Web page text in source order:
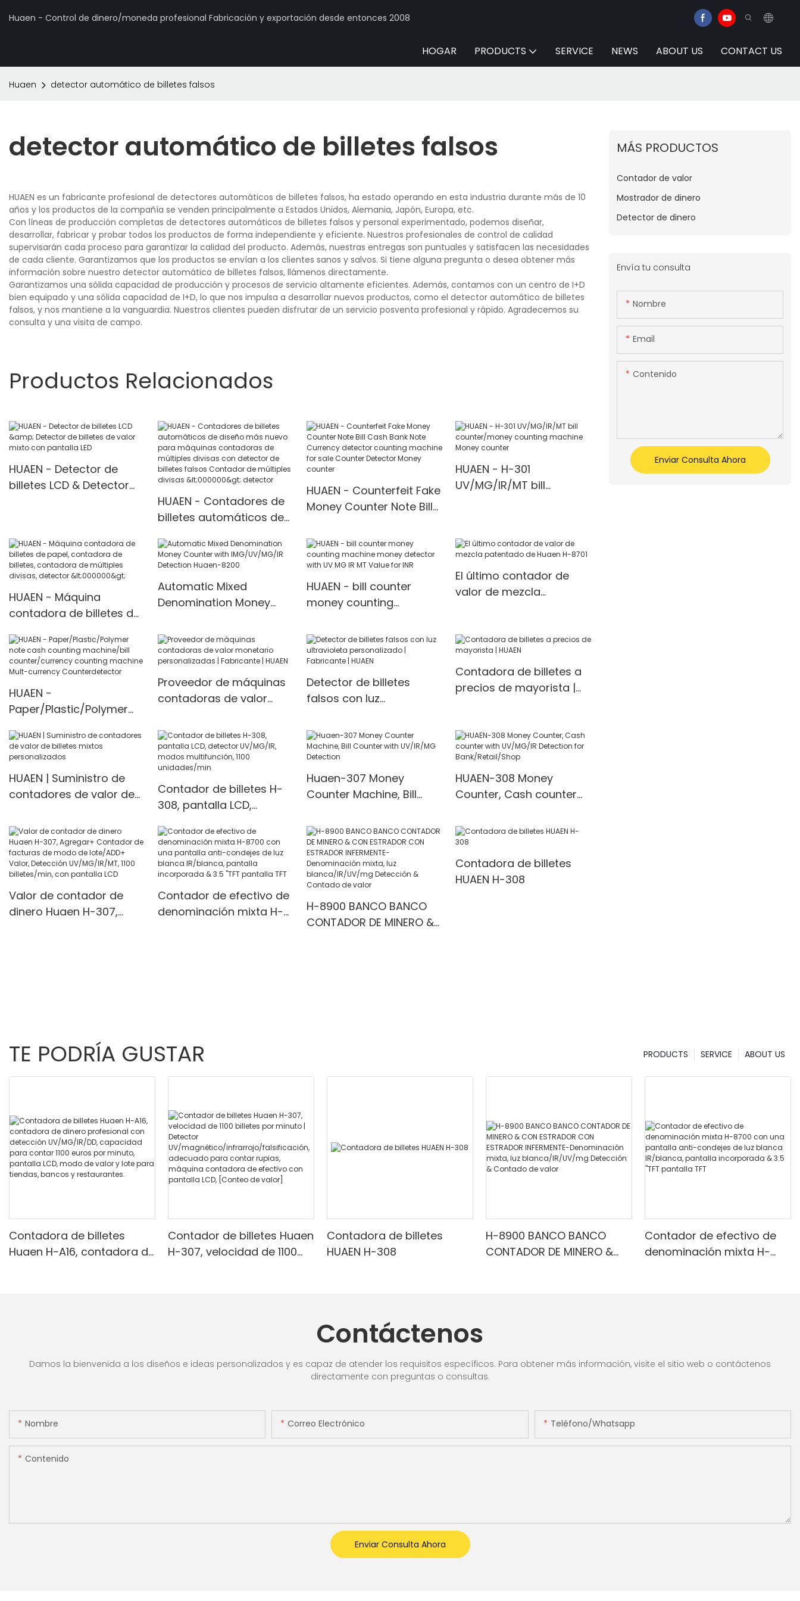
Huaen - Control de dinero/moneda profesional Fabricación y exportación desde entonces 2008
HOGAR PRODUCTS SERVICE NEWS ABOUT US CONTACT US
Huaen detector automático de billetes falsos
detector automático de billetes falsos
HUAEN es un fabricante profesional de detectores automáticos de billetes falsos, ha estado operando en esta industria durante más de 10
años y los productos de la compañía se venden principalmente a Estados Unidos, Alemania, Japón, Europa, etc.
Con líneas de producción completas de detectores automáticos de billetes falsos y personal experimentado, podemos diseñar,
desarrollar, fabricar y probar todos los productos de forma independiente y eficiente. Nuestros profesionales de control de calidad
supervisarán cada proceso para garantizar la calidad del producto. Además, nuestras entregas son puntuales y satisfacen las necesidades
de cada cliente. Garantizamos que los productos se envían a los clientes sanos y salvos. Si tiene alguna pregunta o desea obtener más
información sobre nuestro detector automático de billetes falsos, llámenos directamente.
Garantizamos una sólida capacidad de producción y procesos de servicio altamente eficientes. Además, contamos con un centro de I+D
bien equipado y una sólida capacidad de I+D, lo que nos impulsa a desarrollar nuevos productos, como el detector automático de billetes
falsos, y nos mantiene a la vanguardia. Nuestros clientes pueden disfrutar de un servicio posventa profesional y rápido. Agradecemos su
consulta y una visita de campo.
Productos Relacionados
HUAEN - Detector de
billetes LCD & Detector
HUAEN - Contadores de
billetes automáticos de
máquinas contadoras
de múltiples divisas con
detector de billetes
falsos Contador de
HUAEN - Counterfeit Fake
Money Counter Note Bill
Currency detector
counting machine for
sale Counter Detector
Money counter
HUAEN - H-301
UV/MG/IR/MT bill
HUAEN - Máquina
contadora de billetes de
billetes, contadora de
múltiples divisas,
detector <000000>
Automatic Mixed
Denomination Money
IMG/UV/MG/IR Detection
Huaen-8200
HUAEN - bill counter
money counting
with UV MG IR MT Value
for INR
El último contador de
valor de mezcla
HUAEN -
Paper/Plastic/Polymer
machine/bill
counter/currency
counting machine Mult-
currency
Proveedor de máquinas
contadoras de valor
personalizadas |
Fabricante | HUAEN
Detector de billetes
falsos con luz
personalizado |
Fabricante | HUAEN
Contadora de billetes a
precios de mayorista |
HUAEN | Suministro de
contadores de valor de
personalizados
Contador de billetes H-
308, pantalla LCD,
modos multifunción, 1100
unidades/min
Huaen-307 Money
Counter Machine, Bill
Detection
HUAEN-308 Money
Counter, Cash counter
for Bank/Retail/Shop
Valor de contador de
dinero Huaen H-307,
Contador de efectivo de
denominación mixta H-
H-8900 BANCO BANCO
CONTADOR DE MINERO &
Contadora de billetes
HUAEN H-308
MÁS PRODUCTOS
Contador de valor
Mostrador de dinero
Detector de dinero
Envía tu consulta
Nombre
Email
Contenido
Enviar Consulta Ahora
TE PODRÍA GUSTAR ABOUT US
SERVICE
PRODUCTS
Contadora de billetes
Huaen H-A16, contadora de
bancos y restaurantes.
Contador de billetes Huaen
H-307, velocidad de 1100
efectivo con pantalla LCD,
Contadora de billetes
HUAEN H-308
H-8900 BANCO BANCO
CONTADOR DE MINERO &
Contador de efectivo de
denominación mixta H-
Contáctenos
Damos la bienvenida a los diseños e ideas personalizados y es capaz de atender los requisitos específicos. Para obtener más información, visite el sitio web o contáctenos
directamente con preguntas o consultas.
Nombre Correo Electrónico Teléfono/whatsapp
Contenido
Enviar Consulta Ahora